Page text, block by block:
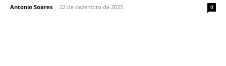
Antonio Soares - 22 de dezembro de 2025 0